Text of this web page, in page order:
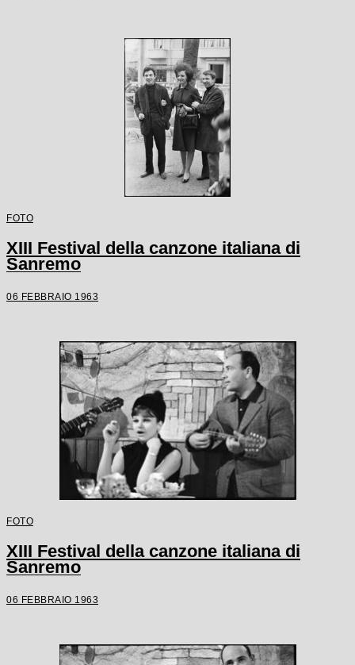
FOTO
XIII Festival della canzone italiana di
Sanremo
06 FEBBRAIO 1963
FOTO
XIII Festival della canzone italiana di
Sanremo
06 FEBBRAIO 1963